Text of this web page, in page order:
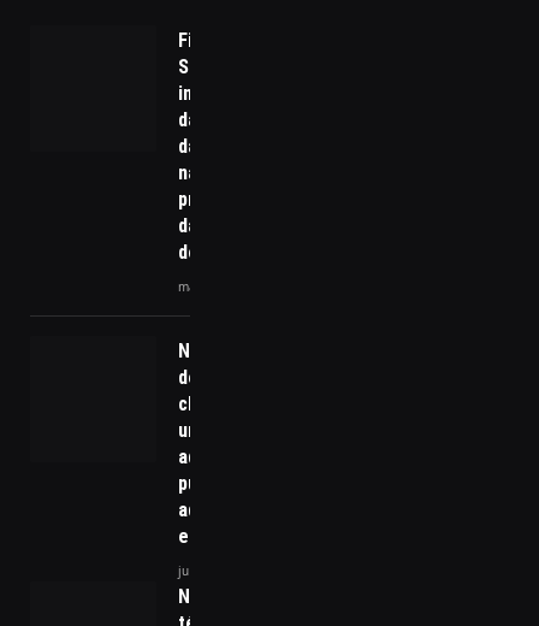
Film
Scholar: a
importância
da crítica e
da pesquisa
na
preservação
da história
do cinema
maio 2, 2025
Novas formas
de gestão: a
chave para
uma
administração
pública mais
adaptável e
eficiente!
julho 25, 2025
Normas